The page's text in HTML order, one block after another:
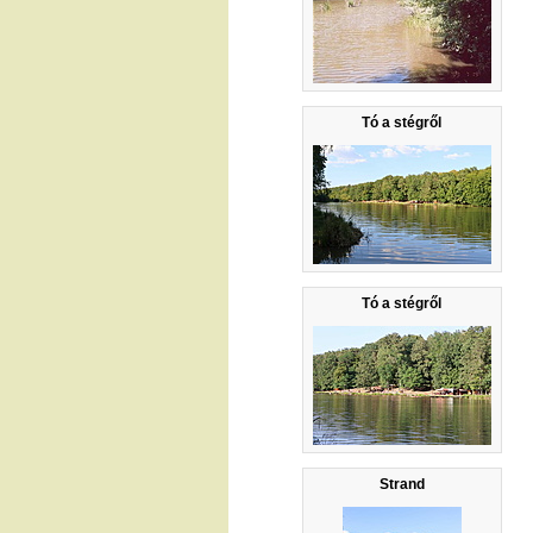
Tó a stégről
Tó a stégről
Strand